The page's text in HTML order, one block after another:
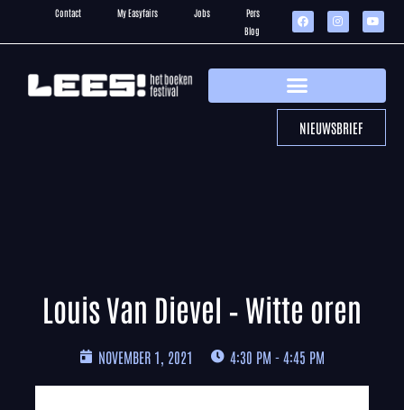
Contact My Easyfairs Jobs
Pers
Blog
NIEUWSBRIEF
Louis Van Dievel – Witte oren
NOVEMBER 1, 2021 4:30 PM - 4:45 PM